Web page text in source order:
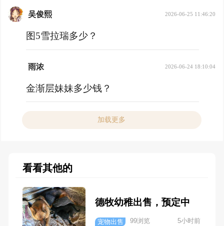
吴俊熙 2026-06-25 11:46:20
图5雪拉瑞多少？
雨浓 2026-06-24 18:10:04
金渐层妹妹多少钱？
加载更多
看看其他的
德牧幼稚出售，预定中
宠物出售 99浏览 5小时前